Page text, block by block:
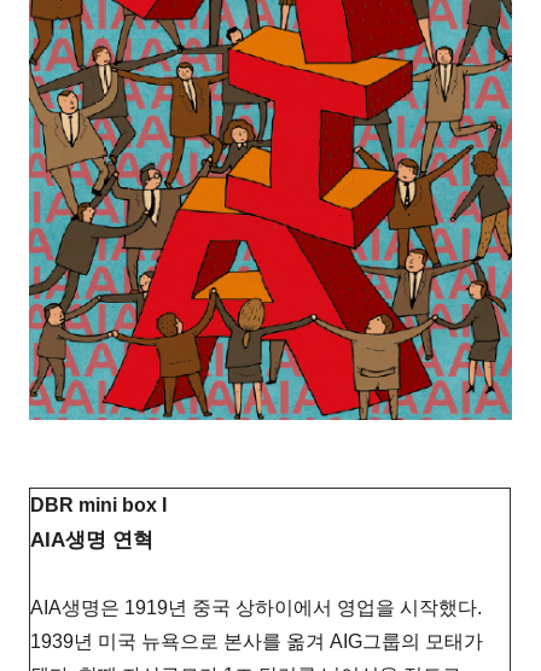
DBR mini box I
AIA생명 연혁
AIA생명은 1919년 중국 상하이에서 영업을 시작했다.
1939년 미국 뉴욕으로 본사를 옮겨 AIG그룹의 모태가